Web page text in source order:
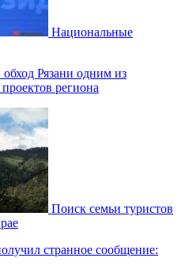
Национальные
Рязани одним из
региона
Поиск семьи туристов
странное сообщение: